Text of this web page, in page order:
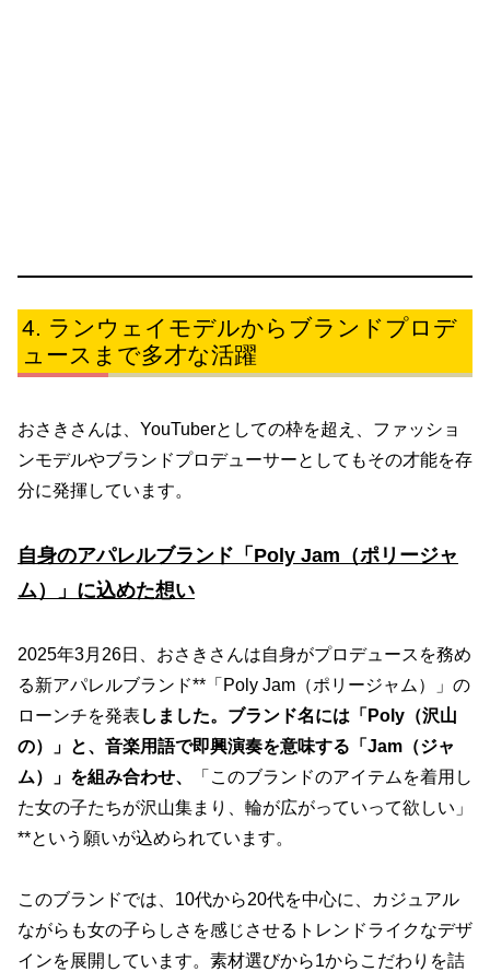
ランウェイモデルからブランドプロデ
ュースまで多才な活躍
おさきさんは、YouTuberとしての枠を超え、ファッショ
ンモデルやブランドプロデューサーとしてもその才能を存
分に発揮しています。
自身のアパレルブランド「Poly Jam（ポリージャ
ム）」に込めた想い
2025年3月26日、おさきさんは自身がプロデュースを務め
る新アパレルブランド**「Poly Jam（ポリージャム）」の
ローンチを発表 しました。ブランド名には「Poly（沢山
の）」と、音楽用語で即興演奏を意味する「Jam（ジャ
ム）」を組み合わせ、
「このブランドのアイテムを着用し
た女の子たちが沢山集まり、輪が広がっていって欲しい」
**という願いが込められています。
このブランドでは、10代から20代を中心に、カジュアル
ながらも女の子らしさを感じさせるトレンドライクなデザ
インを展開しています。素材選びから1からこだわりを詰